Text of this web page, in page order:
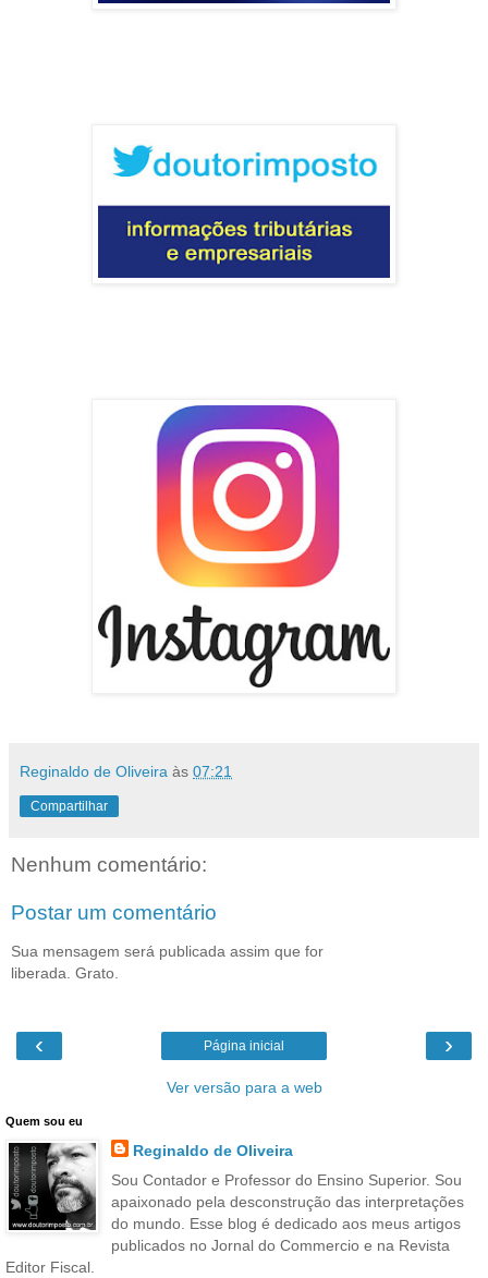
Reginaldo de Oliveira às 07:21
Compartilhar
Nenhum comentário:
Postar um comentário
Sua mensagem será publicada assim que for
liberada. Grato.
‹ ›
Página inicial
Ver versão para a web
Quem sou eu
Reginaldo de Oliveira
Sou Contador e Professor do Ensino Superior. Sou
apaixonado pela desconstrução das interpretações
do mundo. Esse blog é dedicado aos meus artigos
publicados no Jornal do Commercio e na Revista
Editor Fiscal.